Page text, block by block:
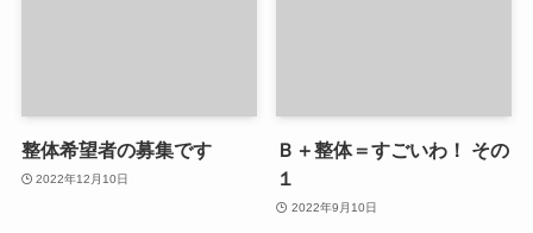
整体希望者の募集です
2022年12月10日
Ｂ＋整体＝すごいわ！ その
１
2022年9月10日